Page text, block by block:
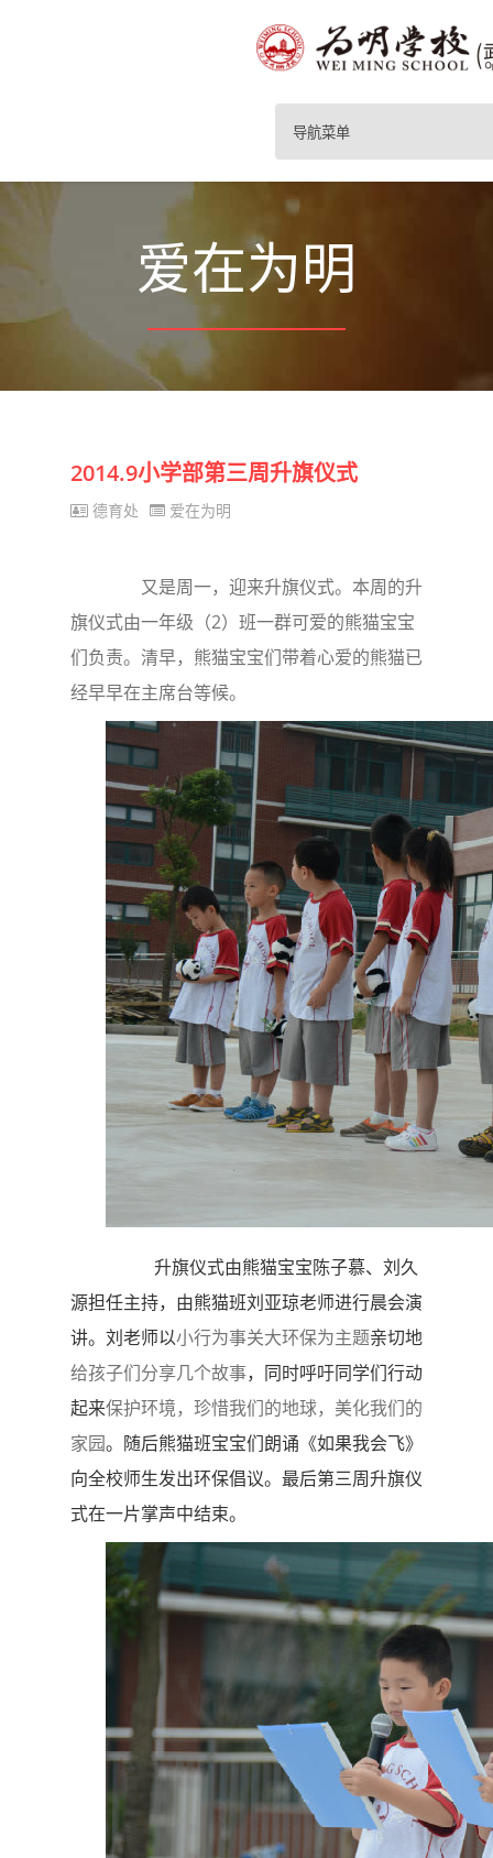
导航菜单
爱在为明
2014.9小学部第三周升旗仪式
德育处 爱在为明
又是周一，迎来升旗仪式。本周的升
旗仪式由一年级（2）班一群可爱的熊猫宝宝
们负责。清早，熊猫宝宝们带着心爱的熊猫已
经早早在主席台等候。
升旗仪式由熊猫宝宝陈子慕、刘久
源担任主持，由熊猫班刘亚琼老师进行晨会演
讲。刘老师以小行为事关大环保为主题亲切地
给孩子们分享几个故事，同时呼吁同学们行动
起来保护环境，珍惜我们的地球，美化我们的
家园。随后熊猫班宝宝们朗诵《如果我会飞》
向全校师生发出环保倡议。最后第三周升旗仪
式在一片掌声中结束。